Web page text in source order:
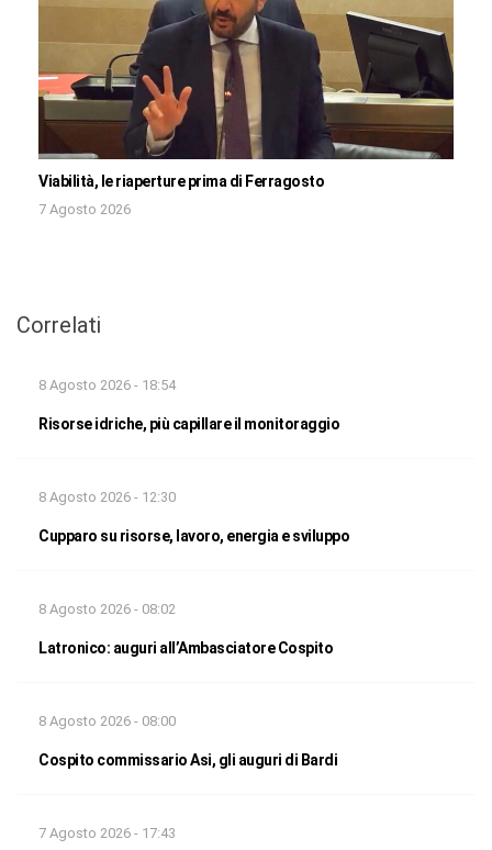
Viabilità, le riaperture prima di Ferragosto
7 Agosto 2026
Correlati
8 Agosto 2026 - 18:54
Risorse idriche, più capillare il monitoraggio
8 Agosto 2026 - 12:30
Cupparo su risorse, lavoro, energia e sviluppo
8 Agosto 2026 - 08:02
Latronico: auguri all’Ambasciatore Cospito
8 Agosto 2026 - 08:00
Cospito commissario Asi, gli auguri di Bardi
7 Agosto 2026 - 17:43